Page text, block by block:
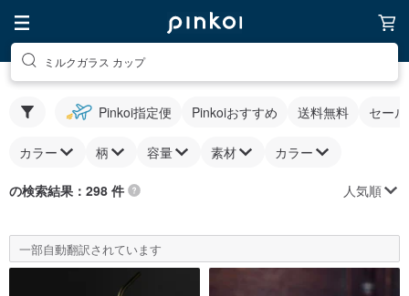
ミルクガラス カップ
Pinkoi指定便 Pinkoiおすすめ 送料無料 セー
カラー 柄 容量 素材 カラー
の検索結果：298 件 人気順
一部自動翻訳されています